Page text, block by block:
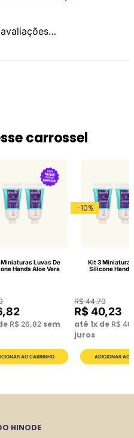
carrossel
Luvas De
Hands Aloe Vera
,82
R$ 26,82 sem
-10%
Kit 3
Silicone Hands
R$ 44,70
R$ 40,23
até 1x de R$ 40
juros
HINODE